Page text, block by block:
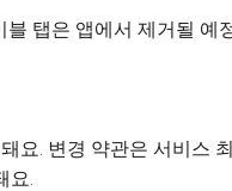
탭은 앱에서 제거될 예
. 변경 약관은 서비스
요.